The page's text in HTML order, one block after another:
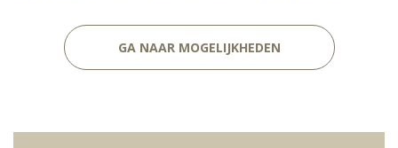
GA NAAR MOGELIJKHEDEN